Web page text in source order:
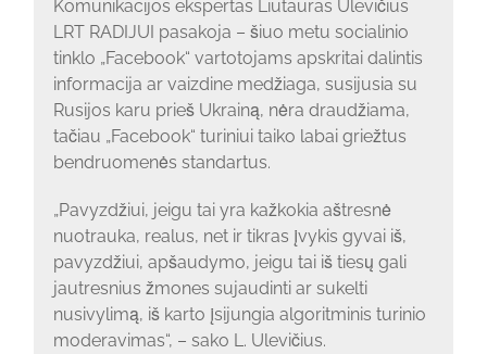
Komunikacijos ekspertas Liutauras Ulevičius
LRT RADIJUI pasakoja – šiuo metu socialinio
tinklo „Facebook“ vartotojams apskritai dalintis
informacija ar vaizdine medžiaga, susijusia su
Rusijos karu prieš Ukrainą, nėra draudžiama,
tačiau „Facebook“ turiniui taiko labai griežtus
bendruomenės standartus.
„Pavyzdžiui, jeigu tai yra kažkokia aštresnė
nuotrauka, realus, net ir tikras įvykis gyvai iš,
pavyzdžiui, apšaudymo, jeigu tai iš tiesų gali
jautresnius žmones sujaudinti ar sukelti
nusivylimą, iš karto įsijungia algoritminis turinio
moderavimas“, – sako L. Ulevičius.